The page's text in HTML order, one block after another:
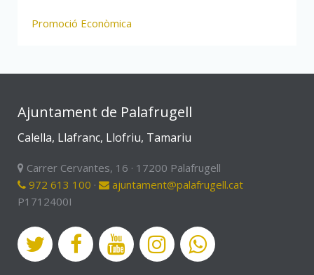
Promoció Econòmica
Ajuntament de Palafrugell
Calella, Llafranc, Llofriu, Tamariu
Carrer Cervantes, 16 · 17200 Palafrugell
972 613 100 ·
ajuntament@palafrugell.cat
P1712400I